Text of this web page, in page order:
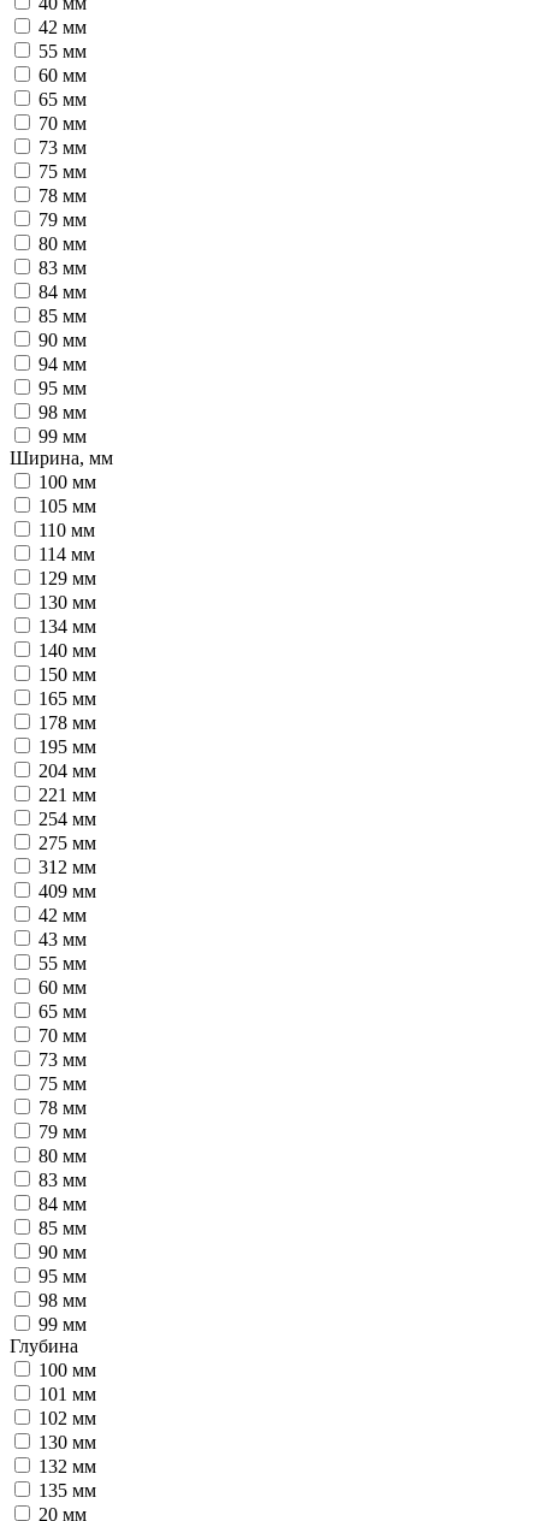
42 мм
55 мм
60 мм
65 мм
70 мм
73 мм
75 мм
78 мм
79 мм
80 мм
83 мм
84 мм
85 мм
90 мм
94 мм
95 мм
98 мм
99 мм
Ширина, мм
100 мм
105 мм
110 мм
114 мм
129 мм
130 мм
134 мм
140 мм
150 мм
165 мм
178 мм
195 мм
204 мм
221 мм
254 мм
275 мм
312 мм
409 мм
42 мм
43 мм
55 мм
60 мм
65 мм
70 мм
73 мм
75 мм
78 мм
79 мм
80 мм
83 мм
84 мм
85 мм
90 мм
95 мм
98 мм
99 мм
Глубина
100 мм
101 мм
102 мм
130 мм
132 мм
135 мм
20 мм